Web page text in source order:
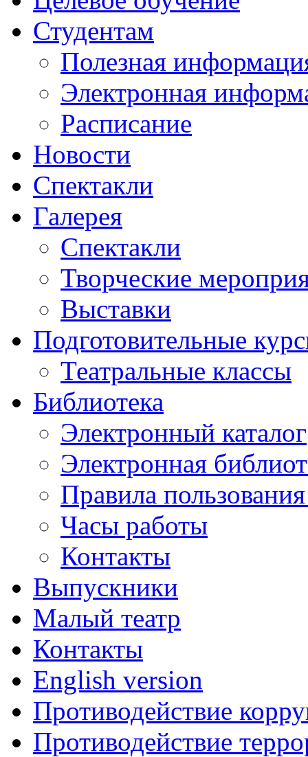
Студентам
Полезная
Электронная
Расписание
Новости
Спектакли
Галерея
Спектакли
Творческие
Выставки
Подготовительные
Театральные классы
Библиотека
Электронный каталог
Электронная
Правила
Часы работы
Контакты
Выпускники
Малый театр
Контакты
English version
Противодействие
Противодействие